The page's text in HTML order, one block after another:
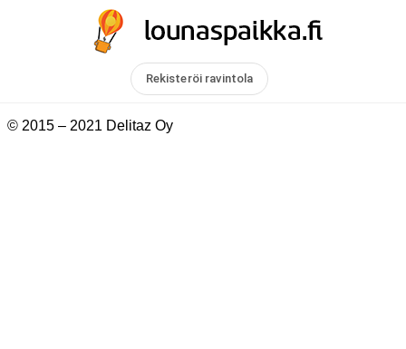
Rekisteröi ravintola
© 2015 – 2021 Delitaz Oy